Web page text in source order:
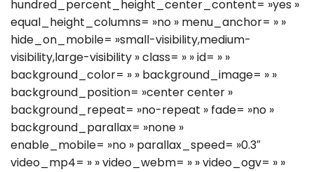
hundred_percent_height_center_content= »yes »
equal_height_columns= »no » menu_anchor= » »
hide_on_mobile= »small-visibility,medium-
visibility,large-visibility » class= » » id= » »
background_color= » » background_image= » »
background_position= »center center »
background_repeat= »no-repeat » fade= »no »
background_parallax= »none »
enable_mobile= »no » parallax_speed= »0.3″
video_mp4= » » video_webm= » » video_ogv= » »